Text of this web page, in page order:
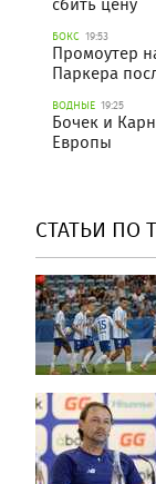
БОКС 19:53
Промоутер
Паркера
ВОДНЫЕ 19:25
Бочек и
Европы
СТАТЬИ ПО